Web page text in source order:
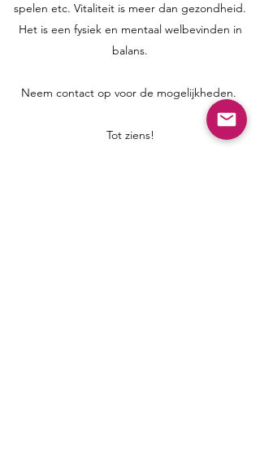
spelen etc. Vitaliteit is meer dan gezondheid.
Het is een fysiek en mentaal welbevinden in
balans.
Neem contact op voor de mogelijkheden.
Tot ziens!